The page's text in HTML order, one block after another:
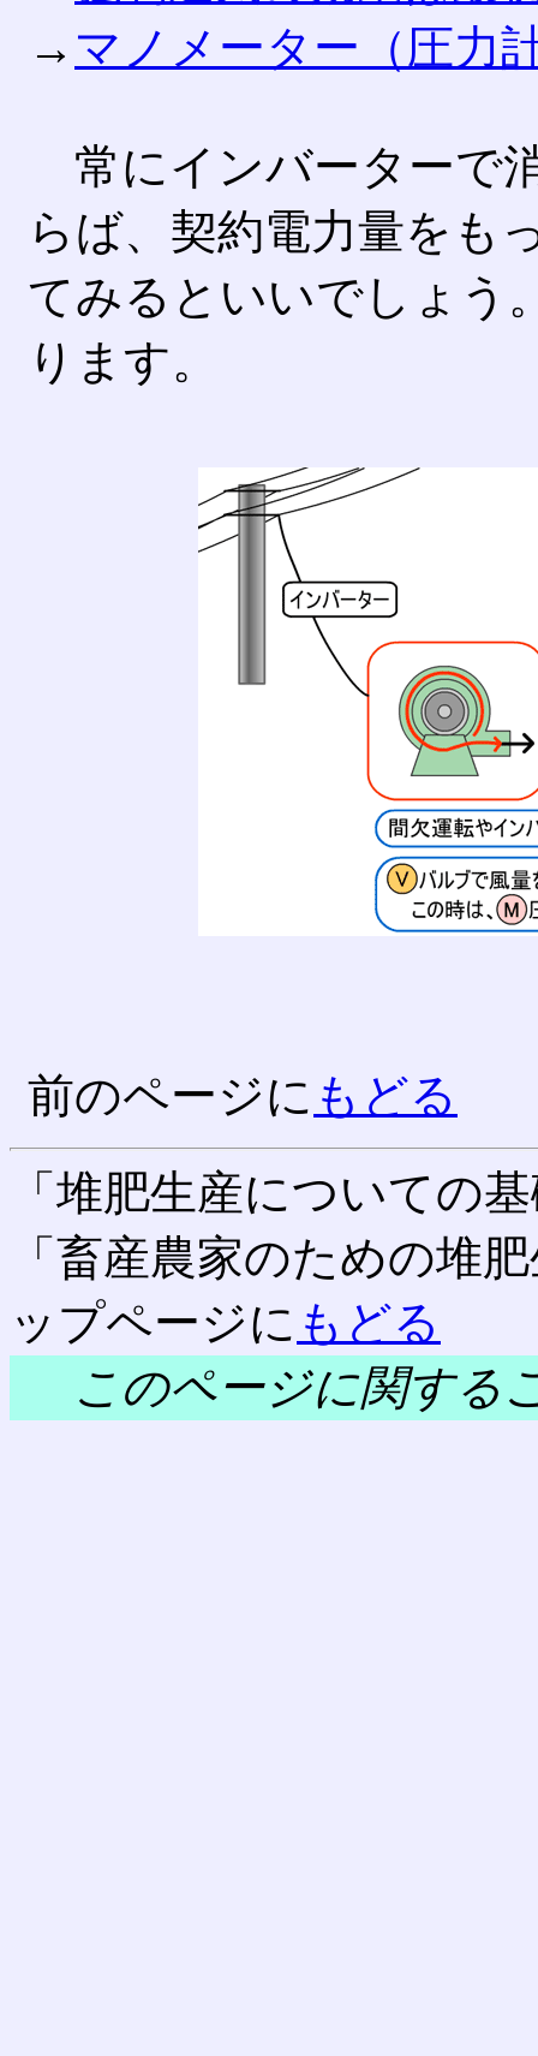
→ マノメーター（圧力
常にインバーターで
らば、契約電力量をも
てみるといいでしょう
ります。
前のページに もどる
「堆肥生産についての
「畜産農家のための堆
ップページに もどる
このページに関する